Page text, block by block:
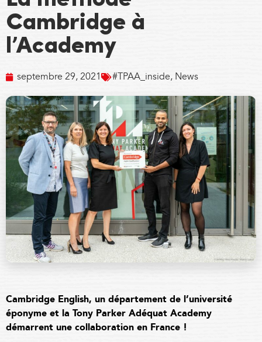
Cambridge à
l’Academy
septembre 29, 2021 #TPAA_inside, News
Cambridge English, un département de l’université
éponyme et la Tony Parker Adéquat Academy
démarrent une collaboration en France !